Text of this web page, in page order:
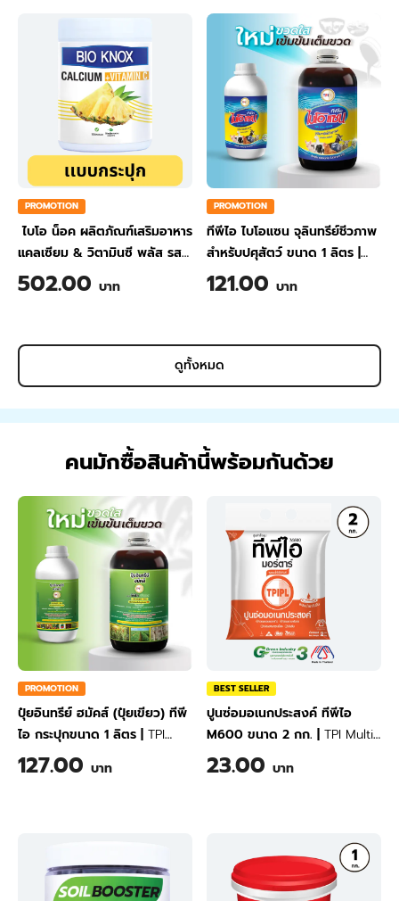
PROMOTION
ไบโอ น็อค ผลิตภัณฑ์เสริมอาหาร
แคลเซียม & วิตามินซี พลัส รส
สับปะรด ขนาด 200 กรัม
502.00 บาท
PROMOTION
ทีพีไอ ไบโอแซน จุลินทรีย์ชีวภาพ
สำหรับปศุสัตว์ ขนาด 1 ลิตร |
TPI BIO-SAN Organic
Wastewater Treatment for
121.00 บาท
ดูทั้งหมด
คนมักซื้อสินค้านี้พร้อมกันด้วย
PROMOTION
ปุ๋ยอินทรีย์ ฮมัคส์ (ปุ๋ยเขียว) ทีพี
ไอ กระปุกขนาด 1 ลิตร
TPI
Humics Organic (Green
Liquid Fertilizer) 1 Liter
127.00 บาท
BEST SELLER
ปูนซ่อมอเนกประสงค์ ทีพีไอ
M600 ขนาด 2 กก.
TPI Multi
Purpose Repair Mortar M600
2 kg
23.00 บาท